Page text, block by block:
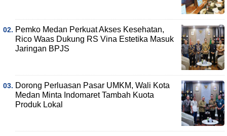
Pemko Medan Perkuat Akses Kesehatan,
Rico Waas Dukung RS Vina Estetika Masuk
Jaringan BPJS
Dorong Perluasan Pasar UMKM, Wali Kota
Medan Minta Indomaret Tambah Kuota
Produk Lokal